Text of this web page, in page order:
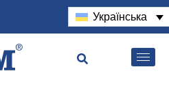
Українська